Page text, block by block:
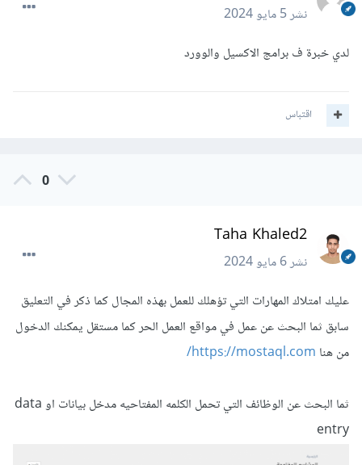
نشر5 مايو 2024
لدي خبرة ف برامج الاكسيل والوورد
اقتباس
0
Taha Khaled2
نشر6 مايو 2024
عليك امتلاك المهارات التي تؤهلك للعمل بهذه المجال كما ذكر في التعليق
سابق ثما البحث عن عمل في مواقع العمل الحر كما مستقل يمكنك الدخول
من هنا https://mostaql.com/
ثما البحث عن الوظائف التي تحمل الكلمه المفتاحيه مدخل بيانات او data
entry